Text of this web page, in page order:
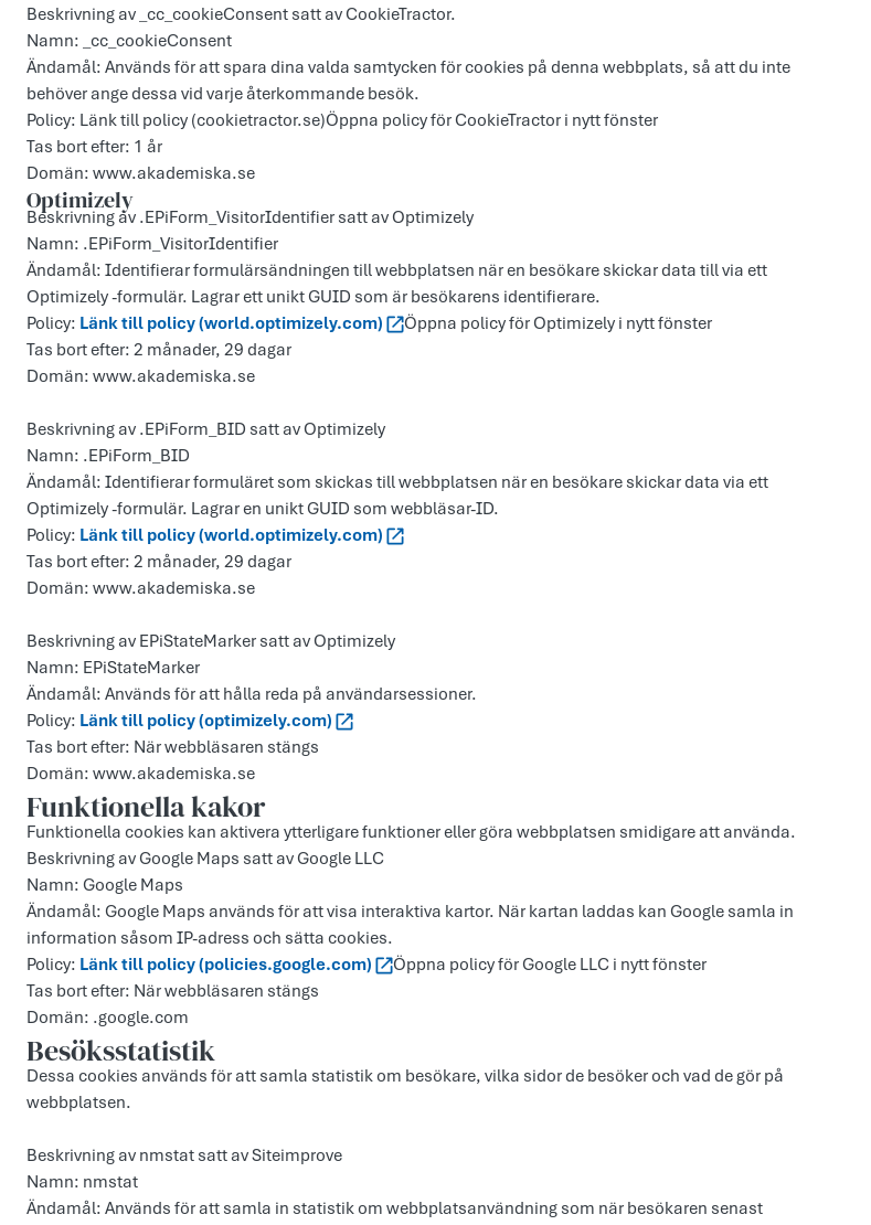
Beskrivning av _cc_cookieConsent satt av CookieTractor.
Namn: _cc_cookieConsent
Ändamål: Används för att spara dina valda samtycken för cookies på denna webbplats, så att du inte
behöver ange dessa vid varje återkommande besök.
Policy: Länk till policy (cookietractor.se)Öppna policy för CookieTractor i nytt fönster
Tas bort efter: 1 år
Domän: www.akademiska.se
Optimizely
Beskrivning av .EPiForm_VisitorIdentifier satt av Optimizely
Namn: .EPiForm_VisitorIdentifier
Ändamål: Identifierar formulärsändningen till webbplatsen när en besökare skickar data till via ett
Optimizely -formulär. Lagrar ett unikt GUID som är besökarens identifierare.
Policy: Länk till policy (world.optimizely.com)
Öppna policy för Optimizely i nytt fönster
Tas bort efter: 2 månader, 29 dagar
Domän: www.akademiska.se
Beskrivning av .EPiForm_BID satt av Optimizely
Namn: .EPiForm_BID
Ändamål: Identifierar formuläret som skickas till webbplatsen när en besökare skickar data via ett
Optimizely -formulär. Lagrar en unikt GUID som webbläsar-ID.
Policy: Länk till policy (world.optimizely.com)
Tas bort efter: 2 månader, 29 dagar
Domän: www.akademiska.se
Beskrivning av EPiStateMarker satt av Optimizely
Namn: EPiStateMarker
Ändamål: Används för att hålla reda på användarsessioner.
Policy: Länk till policy (optimizely.com)
Tas bort efter: När webbläsaren stängs
Domän: www.akademiska.se
Funktionella kakor
Funktionella cookies kan aktivera ytterligare funktioner eller göra webbplatsen smidigare att använda.
Beskrivning av Google Maps satt av Google LLC
Namn: Google Maps
Ändamål: Google Maps används för att visa interaktiva kartor. När kartan laddas kan Google samla in
information såsom IP-adress och sätta cookies.
Policy: Länk till policy (policies.google.com)
Öppna policy för Google LLC i nytt fönster
Tas bort efter: När webbläsaren stängs
Domän: .google.com
Besöksstatistik
Dessa cookies används för att samla statistik om besökare, vilka sidor de besöker och vad de gör på
webbplatsen.
Beskrivning av nmstat satt av Siteimprove
Namn: nmstat
Ändamål: Används för att samla in statistik om webbplatsanvändning som när besökaren senast